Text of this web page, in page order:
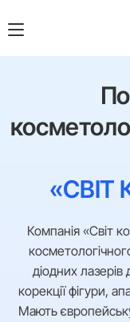
Компанія «Світ
діодних
корекції фігури,
Мають